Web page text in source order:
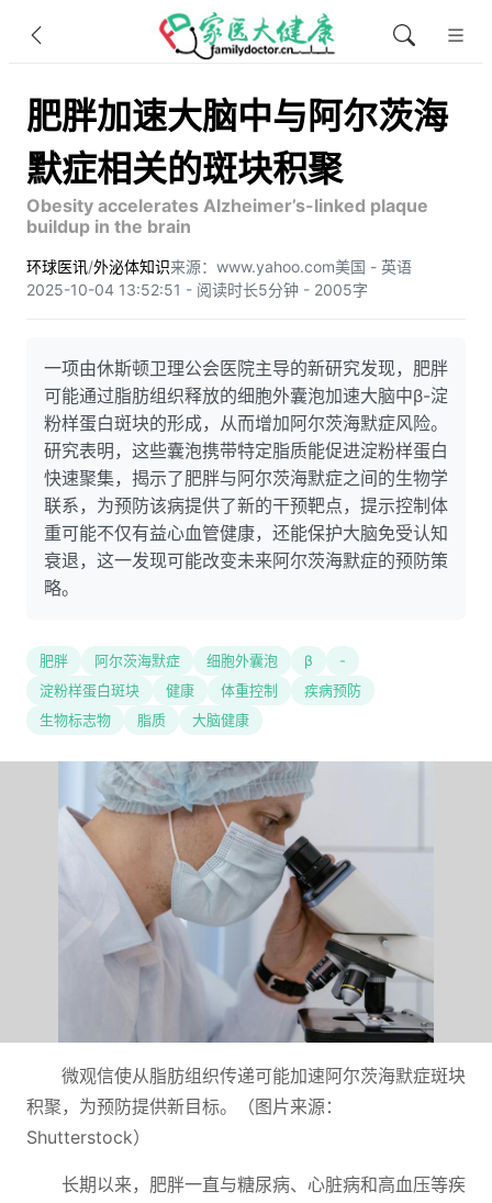
肥胖加速大脑中与阿尔茨海
默症相关的斑块积聚
Obesity accelerates Alzheimer’s-linked plaque
buildup in the brain
环球医讯/外泌体知识来源：www.yahoo.com美国 - 英语
2025-10-04 13:52:51 - 阅读时长5分钟 - 2005字
一项由休斯顿卫理公会医院主导的新研究发现，肥胖
可能通过脂肪组织释放的细胞外囊泡加速大脑中β-淀
粉样蛋白斑块的形成，从而增加阿尔茨海默症风险。
研究表明，这些囊泡携带特定脂质能促进淀粉样蛋白
快速聚集，揭示了肥胖与阿尔茨海默症之间的生物学
联系，为预防该病提供了新的干预靶点，提示控制体
重可能不仅有益心血管健康，还能保护大脑免受认知
衰退，这一发现可能改变未来阿尔茨海默症的预防策
略。
肥胖 阿尔茨海默症 细胞外囊泡 β
-
淀粉样蛋白斑块
健康 体重控制
疾病预防
生物标志物
脂质 大脑健康
微观信使从脂肪组织传递可能加速阿尔茨海默症斑块
积聚，为预防提供新目标。（图片来源：
Shutterstock）
长期以来，肥胖一直与糖尿病、心脏病和高血压等疾